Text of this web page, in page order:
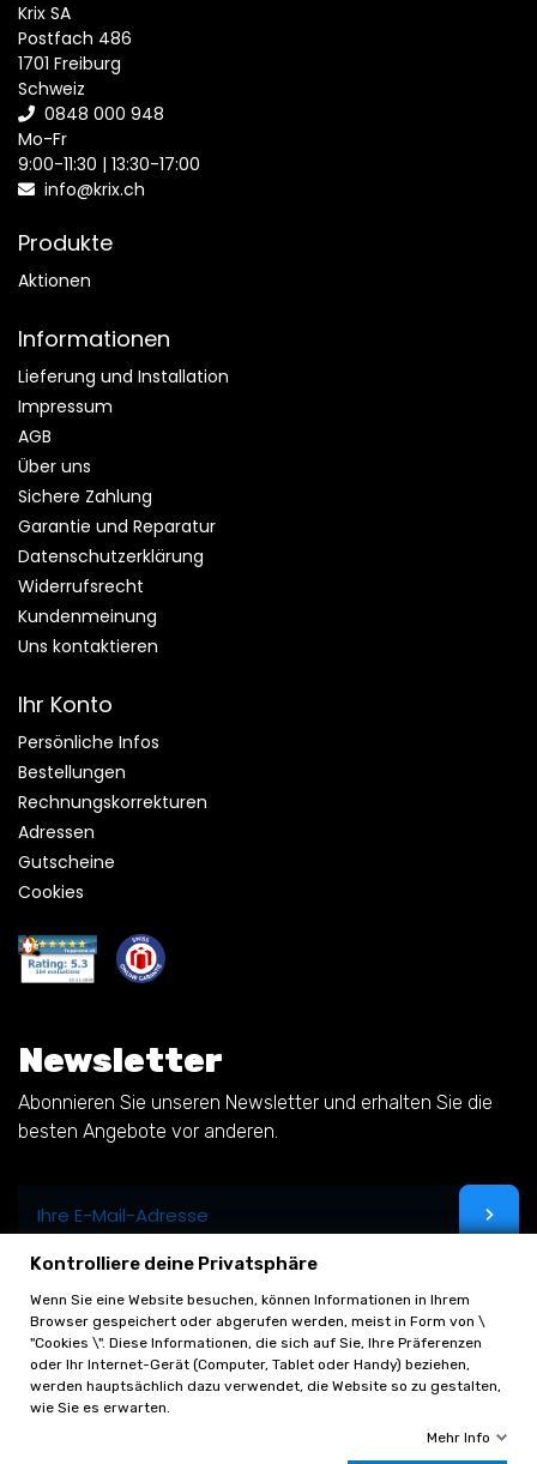
Krix SA
Postfach 486
1701 Freiburg
Schweiz
0848 000 948
Mo-Fr
9:00-11:30 | 13:30-17:00
info@krix.ch
Produkte
Aktionen
Informationen
Lieferung und Installation
Impressum
AGB
Über uns
Sichere Zahlung
Garantie und Reparatur
Datenschutzerklärung
Widerrufsrecht
Kundenmeinung
Uns kontaktieren
Ihr Konto
Persönliche Infos
Bestellungen
Rechnungskorrekturen
Adressen
Gutscheine
Cookies
Newsletter
Abonnieren Sie unseren Newsletter und erhalten Sie die
besten Angebote vor anderen.
Kontrolliere deine Privatsphäre
Wenn Sie eine Website besuchen, können Informationen in Ihrem
Browser gespeichert oder abgerufen werden, meist in Form von \
"Cookies \". Diese Informationen, die sich auf Sie, Ihre Präferenzen
oder Ihr Internet-Gerät (Computer, Tablet oder Handy) beziehen,
werden hauptsächlich dazu verwendet, die Website so zu gestalten,
wie Sie es erwarten.
Mehr Info